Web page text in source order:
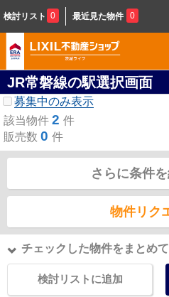
検討リスト 0 最近見た物件 0
JR常磐線の駅選択画面
募集中のみ表示
該当物件 2 件
販売数 0 件
さらに条件
物件リク
チェックした物件をまとめて
検討リストに追加